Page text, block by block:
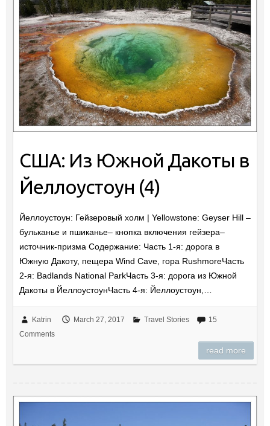
США: Из Южной Дакоты в
Йеллоустоун (4)
Йеллоустоун: Гейзеровый холм | Yellowstone: Geyser Hill –
бульканье и пшиканье– кнопка включения гейзера–
источник-призма Содержание: Часть 1-я: дорога в
Южную Дакоту, пещера Wind Cave, гора RushmoreЧасть
2-я: Badlands National ParkЧасть 3-я: дорога из Южной
Дакоты в ЙеллоустоунЧасть 4-я: Йеллоустоун,…
Katrin March 27, 2017 Travel Stories
15
Comments
read more